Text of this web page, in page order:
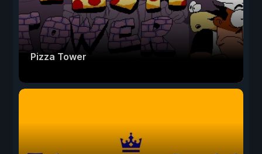
Pizza Tower